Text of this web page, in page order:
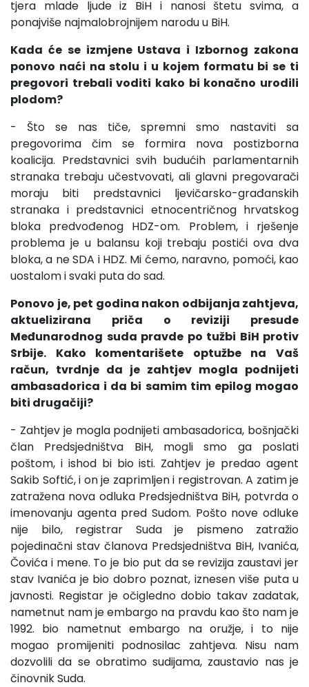
tjera mlade ljude iz BiH i nanosi štetu svima, a
ponajviše najmalobrojnijem narodu u BiH.
Kada će se izmjene Ustava i Izbornog zakona
ponovo naći na stolu i u kojem formatu bi se ti
pregovori trebali voditi kako bi konačno urodili
plodom?
- Što se nas tiče, spremni smo nastaviti sa
pregovorima čim se formira nova postizborna
koalicija. Predstavnici svih budućih parlamentarnih
stranaka trebaju učestvovati, ali glavni pregovarači
moraju biti predstavnici ljevičarsko-građanskih
stranaka i predstavnici etnocentričnog hrvatskog
bloka predvođenog HDZ-om. Problem, i rješenje
problema je u balansu koji trebaju postići ova dva
bloka, a ne SDA i HDZ. Mi ćemo, naravno, pomoći, kao
uostalom i svaki puta do sad.
Ponovo je, pet godina nakon odbijanja zahtjeva,
aktuelizirana priča o reviziji presude
Međunarodnog suda pravde po tužbi BiH protiv
Srbije. Kako komentarišete optužbe na Vaš
račun, tvrdnje da je zahtjev mogla podnijeti
ambasadorica i da bi samim tim epilog mogao
biti drugačiji?
- Zahtjev je mogla podnijeti ambasadorica, bošnjački
član Predsjedništva BiH, mogli smo ga poslati
poštom, i ishod bi bio isti. Zahtjev je predao agent
Sakib Softić, i on je zaprimljen i registrovan. A zatim je
zatražena nova odluka Predsjedništva BiH, potvrda o
imenovanju agenta pred Sudom. Pošto nove odluke
nije bilo, registrar Suda je pismeno zatražio
pojedinačni stav članova Predsjedništva BiH, Ivanića,
Čovića i mene. To je bio put da se revizija zaustavi jer
stav Ivanića je bio dobro poznat, iznesen više puta u
javnosti. Registar je očigledno dobio takav zadatak,
nametnut nam je embargo na pravdu kao što nam je
1992. bio nametnut embargo na oružje, i to nije
mogao promijeniti podnosilac zahtjeva. Nisu nam
dozvolili da se obratimo sudijama, zaustavio nas je
činovnik Suda.